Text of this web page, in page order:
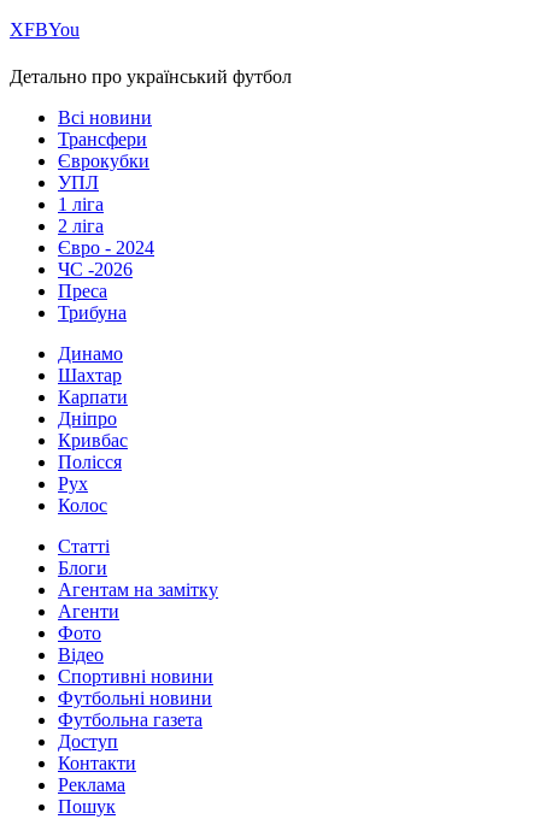
ХFBYou
Детально про український футбол
Всі новини
Трансфери
Єврокубки
УПЛ
1 ліга
2 ліга
Євро - 2024
ЧС -2026
Преса
Трибуна
Динамо
Шахтар
Карпати
Дніпро
Кривбас
Полісся
Рух
Колос
Статті
Блоги
Агентам на замітку
Агенти
Фото
Відео
Спортивні новини
Футбольні новини
Футбольна газета
Доступ
Контакти
Реклама
Пошук